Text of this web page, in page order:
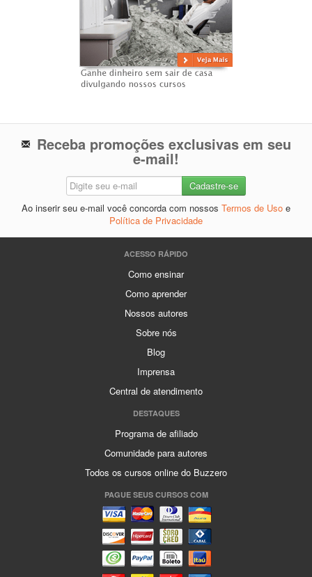
Receba promoções exclusivas em seu
e-mail!
Ao inserir seu e-mail você concorda com nossos Termos de Uso e
Política de Privacidade
ACESSO RÁPIDO
Como ensinar
Como aprender
Nossos autores
Sobre nós
Blog
Imprensa
Central de atendimento
DESTAQUES
Programa de afiliado
Comunidade para autores
Todos os cursos online do Buzzero
PAGUE SEUS CURSOS COM